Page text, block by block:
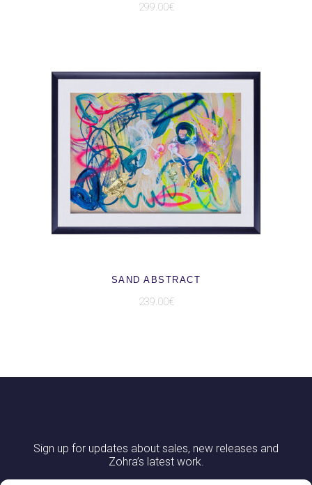
299.00€
AJOUTER AU PANIER
SAND ABSTRACT
239.00€
Sign up for updates about sales, new releases and
Zohra’s latest work.